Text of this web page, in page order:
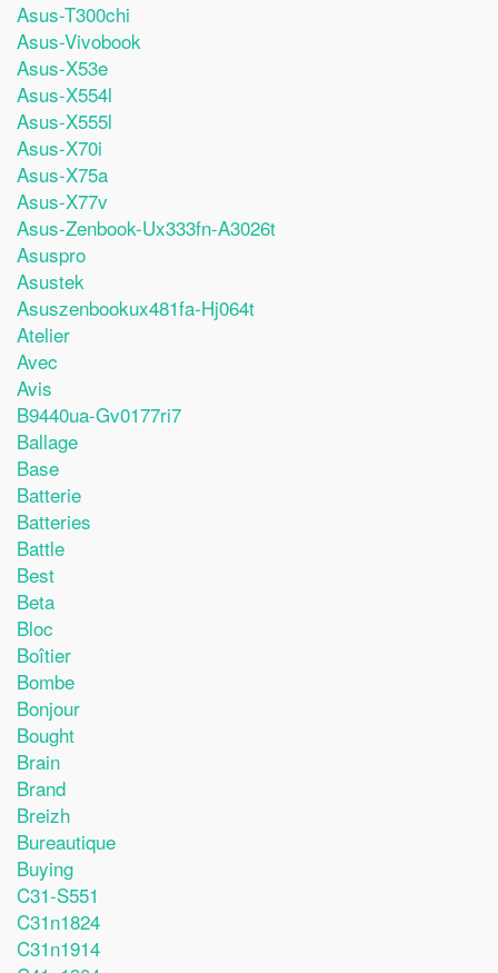
Asus-T300chi
Asus-Vivobook
Asus-X53e
Asus-X554l
Asus-X555l
Asus-X70i
Asus-X75a
Asus-X77v
Asus-Zenbook-Ux333fn-A3026t
Asuspro
Asustek
Asuszenbookux481fa-Hj064t
Atelier
Avec
Avis
B9440ua-Gv0177ri7
Ballage
Base
Batterie
Batteries
Battle
Best
Beta
Bloc
Boîtier
Bombe
Bonjour
Bought
Brain
Brand
Breizh
Bureautique
Buying
C31-S551
C31n1824
C31n1914